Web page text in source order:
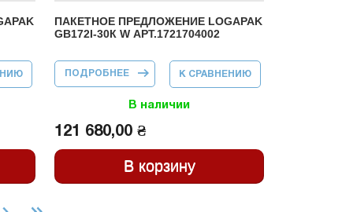
ПАКЕТНОЕ ПРЕДЛОЖЕНИЕ LOGAPAK
GB172I-30К W АРТ.1721704002
121 680,00 ₴
К СРАВНЕНИЮ
В наличии
ПОДРОБНЕЕ О ПАКЕТНОЕ
ПРЕДЛОЖЕНИЕ
GB172I-30К W
АРТ.1721704002